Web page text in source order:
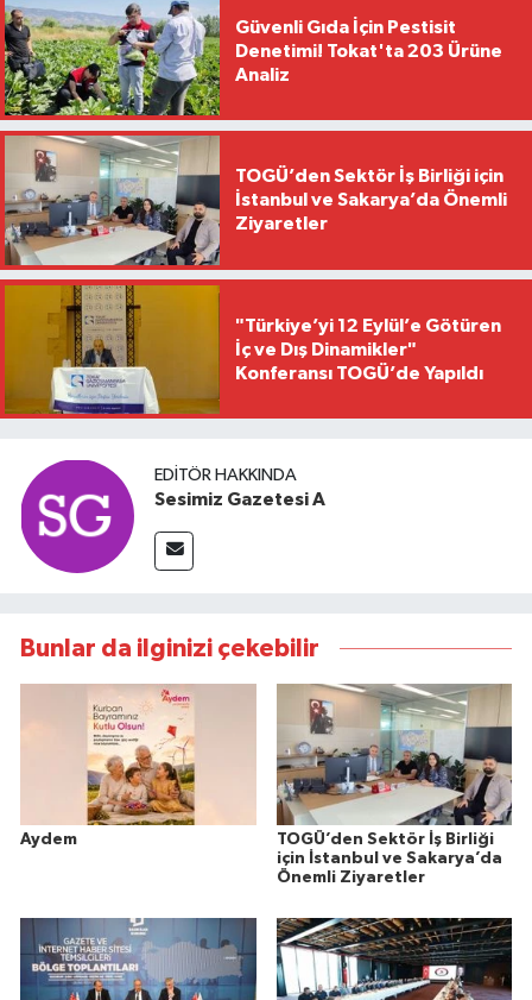
Güvenli Gıda İçin Pestisit
Denetimi! Tokat'ta 203 Ürüne
Analiz
TOGÜ’den Sektör İş Birliği için
İstanbul ve Sakarya’da Önemli
Ziyaretler
"Türkiye’yi 12 Eylül’e Götüren
İç ve Dış Dinamikler"
Konferansı TOGÜ’de Yapıldı
EDITÖR HAKKINDA
Sesimiz Gazetesi A
Bunlar da ilginizi çekebilir
Aydem
TOGÜ’den Sektör İş Birliği
için İstanbul ve Sakarya’da
Önemli Ziyaretler